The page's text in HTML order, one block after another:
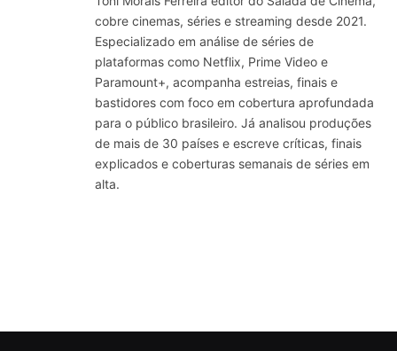
cobre cinemas, séries e streaming desde 2021.
Especializado em análise de séries de
plataformas como Netflix, Prime Video e
Paramount+, acompanha estreias, finais e
bastidores com foco em cobertura aprofundada
para o público brasileiro. Já analisou produções
de mais de 30 países e escreve críticas, finais
explicados e coberturas semanais de séries em
alta.